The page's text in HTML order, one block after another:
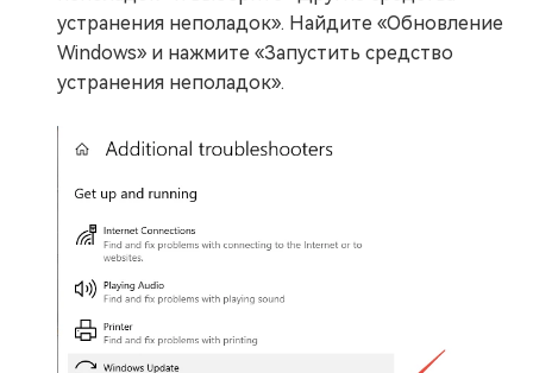
устранения неполадок». Найдите «Обновление
Windows» и нажмите «Запустить средство
устранения неполадок».